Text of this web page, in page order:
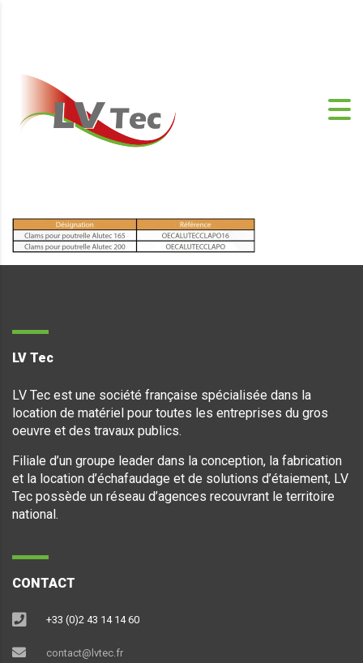
LV Tec
LV Tec est une société française spécialisée dans la
location de matériel pour toutes les entreprises du gros
oeuvre et des travaux publics.
Filiale d’un groupe leader dans la conception, la fabrication
et la location d’échafaudage et de solutions d’étaiement, LV
Tec possède un réseau d’agences recouvrant le territoire
national.
CONTACT
+33 (0)2 43 14 14 60
contact@lvtec.fr